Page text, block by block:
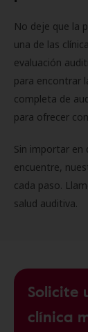
No deje que la
una de las
evaluación
para encontrar
completa de
para ofrecer
Sin importar en
encuentre,
cada paso.
salud auditiva.
Solicite
clínica